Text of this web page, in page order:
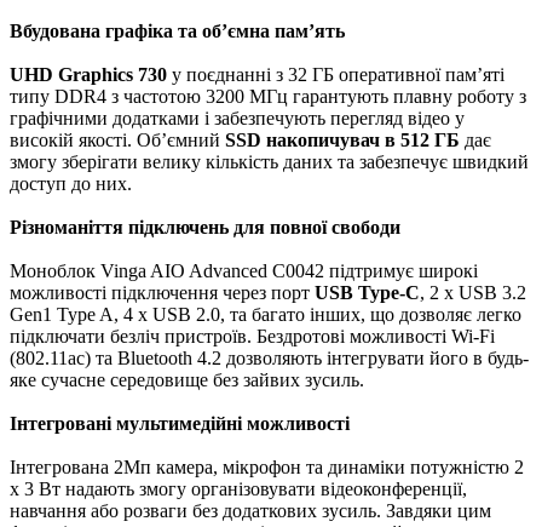
Вбудована графіка та об’ємна пам’ять
UHD Graphics 730 у поєднанні з 32 ГБ оперативної пам’яті
типу DDR4 з частотою 3200 МГц гарантують плавну роботу з
графічними додатками і забезпечують перегляд відео у
високій якості. Об’ємний SSD накопичувач в 512 ГБ дає
змогу зберігати велику кількість даних та забезпечує швидкий
доступ до них.
Різноманіття підключень для повної свободи
Моноблок Vinga AIO Advanced C0042 підтримує широкі
можливості підключення через порт USB Type-C, 2 x USB 3.2
Gen1 Type A, 4 x USB 2.0, та багато інших, що дозволяє легко
підключати безліч пристроїв. Бездротові можливості Wi-Fi
(802.11ac) та Bluetooth 4.2 дозволяють інтегрувати його в будь-
яке сучасне середовище без зайвих зусиль.
Інтегровані мультимедійні можливості
Інтегрована 2Мп камера, мікрофон та динаміки потужністю 2
x 3 Вт надають змогу організовувати відеоконференції,
навчання або розваги без додаткових зусиль. Завдяки цим